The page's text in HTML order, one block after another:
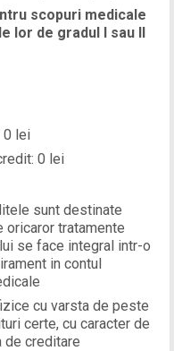
scopuri medicale
lor de gradul I sau II
0 lei
0 lei
sunt destinate
tratamente
se face integral intr-o
in contul
cu varsta de peste
certe, cu caracter de
de creditare